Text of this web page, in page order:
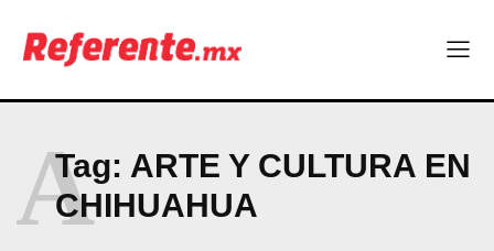
ABOUT
CONTACT
PRIVACY POLICY
NEWSLETTER
Tag: ARTE Y CULTURA EN
CHIHUAHUA
A